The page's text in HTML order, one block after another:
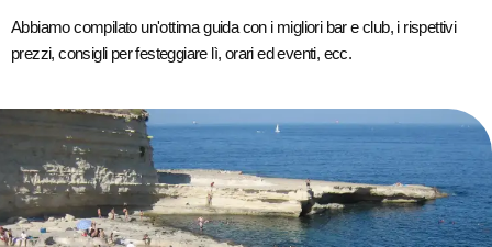
Abbiamo compilato un'ottima guida con i migliori bar e club, i rispettivi
prezzi, consigli per festeggiare lì, orari ed eventi, ecc.